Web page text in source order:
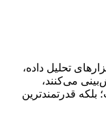
تحلیل داده،
می‌کنند،
قدرتمندترین